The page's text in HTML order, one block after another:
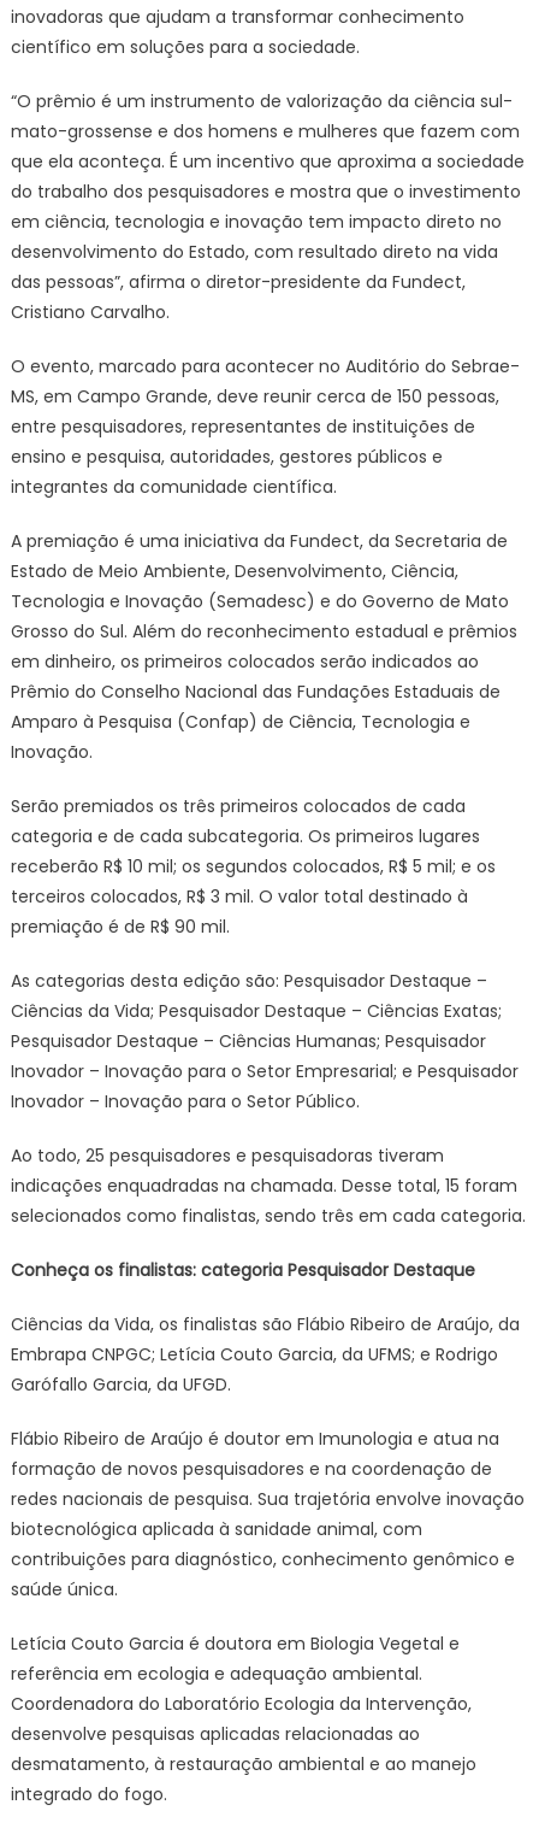
do
Sul
inovadoras que ajudam a transformar conhecimento
científico em soluções para a sociedade.
“O prêmio é um instrumento de valorização da ciência sul-
mato-grossense e dos homens e mulheres que fazem com
que ela aconteça. É um incentivo que aproxima a sociedade
do trabalho dos pesquisadores e mostra que o investimento
em ciência, tecnologia e inovação tem impacto direto no
desenvolvimento do Estado, com resultado direto na vida
das pessoas”, afirma o diretor-presidente da Fundect,
Cristiano Carvalho.
O evento, marcado para acontecer no Auditório do Sebrae-
MS, em Campo Grande, deve reunir cerca de 150 pessoas,
entre pesquisadores, representantes de instituições de
ensino e pesquisa, autoridades, gestores públicos e
integrantes da comunidade científica.
A premiação é uma iniciativa da Fundect, da Secretaria de
Estado de Meio Ambiente, Desenvolvimento, Ciência,
Tecnologia e Inovação (Semadesc) e do Governo de Mato
Grosso do Sul. Além do reconhecimento estadual e prêmios
em dinheiro, os primeiros colocados serão indicados ao
Prêmio do Conselho Nacional das Fundações Estaduais de
Amparo à Pesquisa (Confap) de Ciência, Tecnologia e
Inovação.
Serão premiados os três primeiros colocados de cada
categoria e de cada subcategoria. Os primeiros lugares
receberão R$ 10 mil; os segundos colocados, R$ 5 mil; e os
terceiros colocados, R$ 3 mil. O valor total destinado à
premiação é de R$ 90 mil.
As categorias desta edição são: Pesquisador Destaque –
Ciências da Vida; Pesquisador Destaque – Ciências Exatas;
Pesquisador Destaque – Ciências Humanas; Pesquisador
Inovador – Inovação para o Setor Empresarial; e Pesquisador
Inovador – Inovação para o Setor Público.
Ao todo, 25 pesquisadores e pesquisadoras tiveram
indicações enquadradas na chamada. Desse total, 15 foram
selecionados como finalistas, sendo três em cada categoria.
Conheça os finalistas: categoria Pesquisador Destaque
Ciências da Vida, os finalistas são Flábio Ribeiro de Araújo, da
Embrapa CNPGC; Letícia Couto Garcia, da UFMS; e Rodrigo
Garófallo Garcia, da UFGD.
Flábio Ribeiro de Araújo é doutor em Imunologia e atua na
formação de novos pesquisadores e na coordenação de
redes nacionais de pesquisa. Sua trajetória envolve inovação
biotecnológica aplicada à sanidade animal, com
contribuições para diagnóstico, conhecimento genômico e
saúde única.
Letícia Couto Garcia é doutora em Biologia Vegetal e
referência em ecologia e adequação ambiental.
Coordenadora do Laboratório Ecologia da Intervenção,
desenvolve pesquisas aplicadas relacionadas ao
desmatamento, à restauração ambiental e ao manejo
integrado do fogo.